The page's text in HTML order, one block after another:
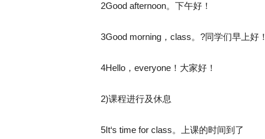
2Good afternoon。下午好！
3Good morning，class。?同学们早上好！
4Hello，everyone！大家好！
2)课程进行及休息
5It‘s time for class。上课的时间到了